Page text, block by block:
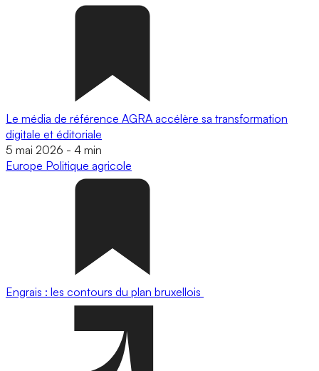
Le média de référence AGRA accélère sa transformation
digitale et éditoriale
5 mai 2026 - 4 min
Europe Politique agricole
Engrais : les contours du plan bruxellois